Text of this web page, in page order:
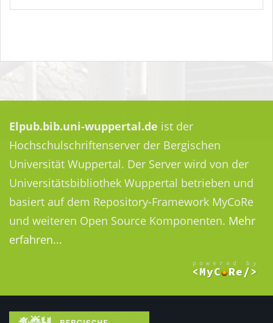
Elpub.bib.uni-wuppertal.de ist der
Hochschulschriftenserver der Bergischen
Universität Wuppertal. Der Server wird von der
Universitätsbibliothek Wuppertal betrieben und
basiert auf dem Repository-Framework MyCoRe
und weiteren Open Source Komponenten. Mehr
erfahren...